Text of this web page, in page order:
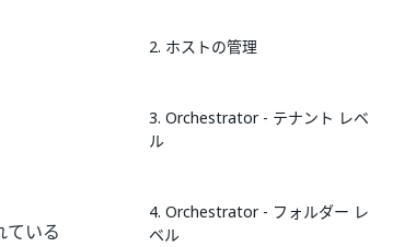
ている
2. ホストの管理
3. Orchestrator - テナント レベ
ル
4. Orchestrator - フォルダー レ
ベル